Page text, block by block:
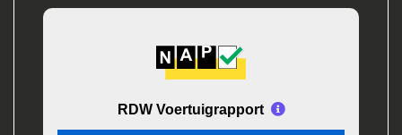
RDW Voertuigrapport